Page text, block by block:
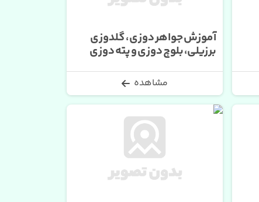
آموزش جواهر دوزی ، گلدوزی
برزیلی، بلوچ دوزی و پته دوزی
مشاهده